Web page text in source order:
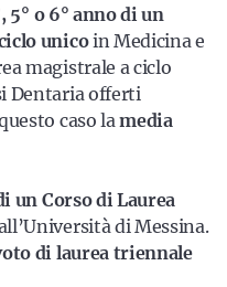
5° o 6° anno di un
unicoin Medicina e
magistrale a ciclo
Dentaria offerti
caso lamedia
un Corso di Laurea
di Messina.
di laurea triennale